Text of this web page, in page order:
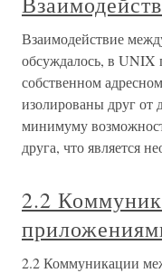
Взаимодействие
обсуждалось, в UNIX
собственном
изолированы друг от
минимуму
друга, что является
2.2
2.2 Коммуникации